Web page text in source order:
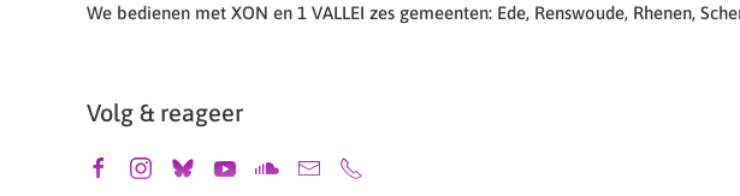
We bedienen met XON en 1 VALLEI zes gemeenten: Ede, Renswoude, Rhenen,
Volg & reageer